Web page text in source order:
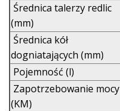
Średnica talerzy redlic
(mm)
Średnica kół
dogniatających (mm)
Pojemność (l)
Zapotrzebowanie mocy
(KM)